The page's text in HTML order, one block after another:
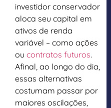
investidor conservador
aloca seu capital em
ativos de renda
variável – como ações
ou contratos futuros.
Afinal, ao longo do dia,
essas alternativas
costumam passar por
maiores oscilações,